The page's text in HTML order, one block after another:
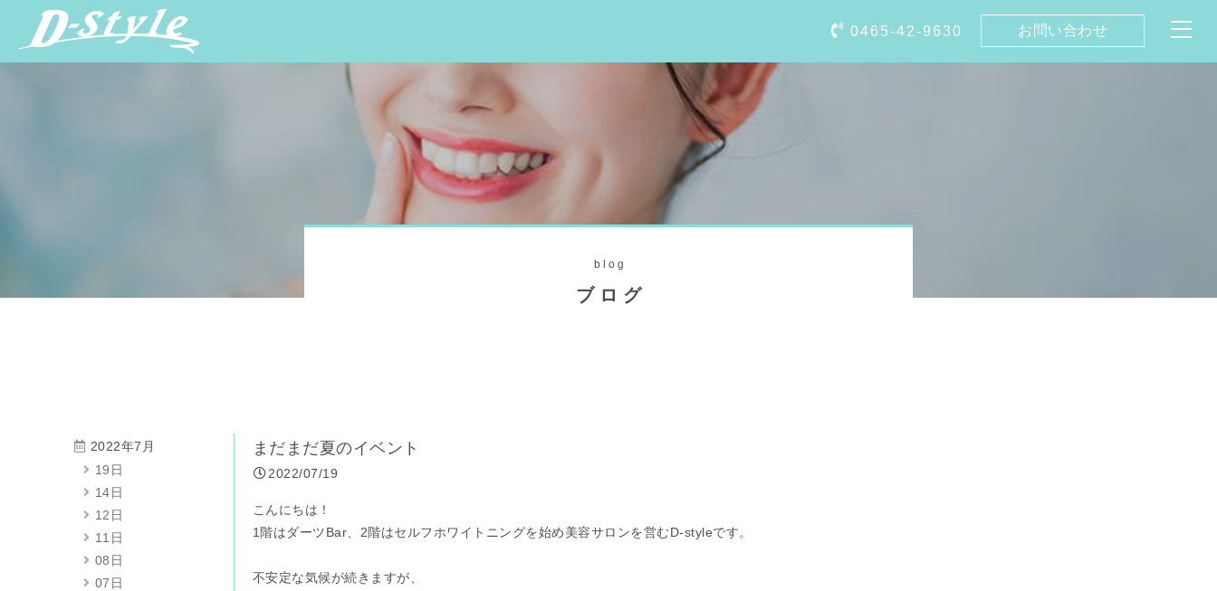
0465-42-9630 お問い合わせ
blog
ブログ
2022年7月
19日
14日
12日
11日
08日
07日
まだまだ夏のイベント
2022/07/19
こんにちは！
1階はダーツBar、2階はセルフホワイトニングを始め美容サロンを営むD-styleです。
不安定な気候が続きますが、